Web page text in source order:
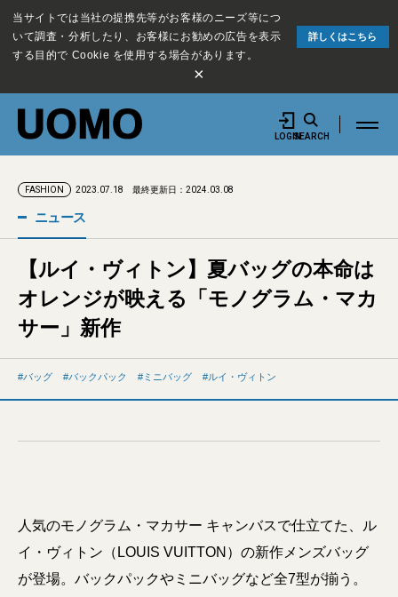
当サイトでは当社の提携先等がお客様のニーズ等につ
いて調査・分析したり、お客様にお勧めの広告を表示
する目的で Cookie を使用する場合があります。
詳しくはこちら
×
LOGINSEARCH
FASHION 2023.07.18 最終更新日：2024.03.08
ニュース
【ルイ・ヴィトン】夏バッグの本命は
オレンジが映える「モノグラム・マカ
サー」新作
バッグ バックパック ミニバッグ ルイ・ヴィトン
人気のモノグラム・マカサー キャンバスで仕立てた、ル
イ・ヴィトン（LOUIS VUITTON）の新作メンズバッグ
が登場。バックパックやミニバッグなど全7型が揃う。